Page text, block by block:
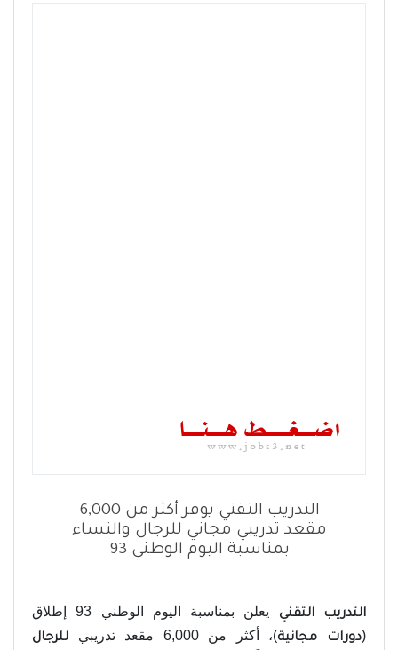
التدريب التقني يوفر أكثر من 6,000
مقعد تدريبي مجاني للرجال والنساء
بمناسبة اليوم الوطني 93
التدريب التقني
يعلن بمناسبة اليوم الوطني 93 إطلاق
(دورات مجانية)، أكثر من 6,000 مقعد تدريبي
للرجال